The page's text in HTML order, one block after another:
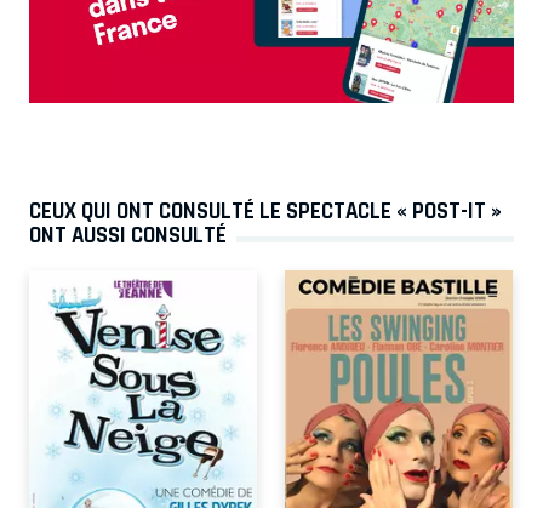
CEUX QUI ONT CONSULTÉ LE SPECTACLE « POST-IT »
ONT AUSSI CONSULTÉ